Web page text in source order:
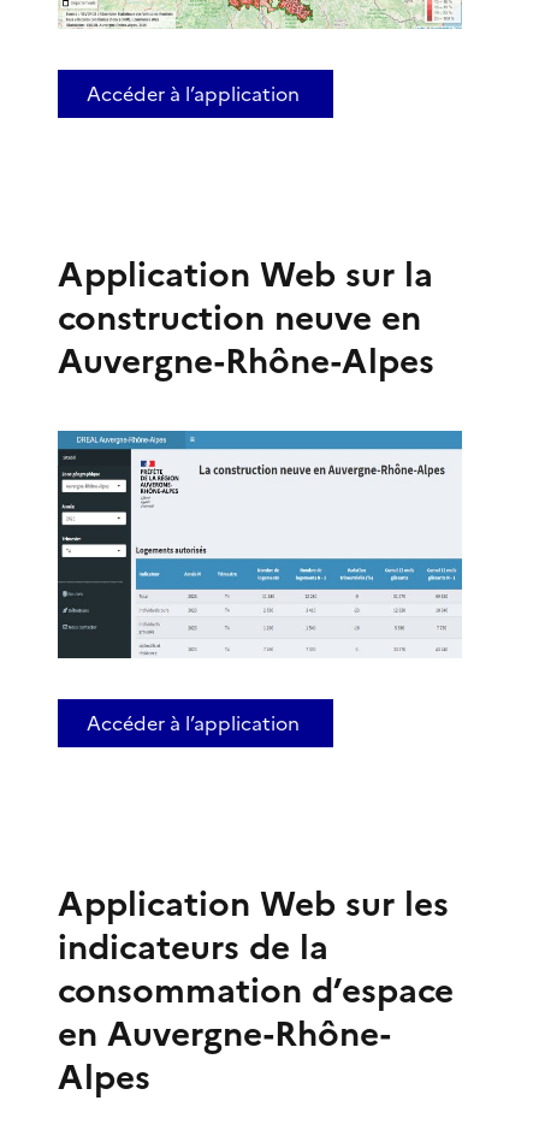
Accéder à l’application
Application Web sur la
construction neuve en
Auvergne-Rhône-Alpes
Accéder à l’application
Application Web sur les
indicateurs de la
consommation d’espace
en Auvergne-Rhône-
Alpes